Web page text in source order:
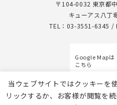
〒104-0032 東京都
キューアス八丁
TEL：03-3551-6345 /
Google Mapは
こちら
当ウェブサイトではクッキーを
リックするか、お客様が閲覧を